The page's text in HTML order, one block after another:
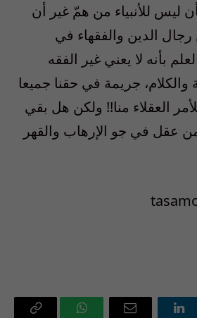
ليس للأنبياء من همّ غير أن
الدين والفقهاء في
بأنه لا يعني غير الفقه
جريمة في حقنا جميعا
العقلاء منا!! ولكن هل بقي
من عقل في جو الإرهاب والقهر